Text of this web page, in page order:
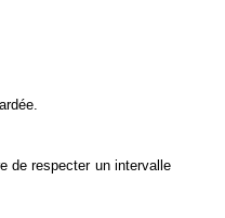
de respecter un intervalle